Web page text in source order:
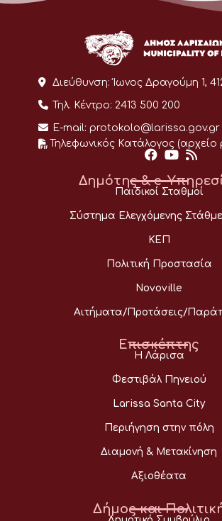
Διεύθυνση: Ίωνος Δραγούμη 1,
Τηλ. Κέντρο: 2413 500 200
E-mail: protokolo@larissa.gov.gr
Τηλεφωνικός Κατάλογος (αρχείο
Δημότης & e-
Παιδικοί Σταθμοί
Σύστημα Ελεγχόμενης
ΚΕΠ
Πολιτική Προστασία
Novoville
Αιτήματα/Προτάσεις/
Επισκέπτης
Η Λάρισα
Φεστιβάλ Πηνειού
Larissa Santa City
Περιήγηση στην πόλη
Διαμονή & Μετακίνηση
Αξιοθέατα
Δήμος και